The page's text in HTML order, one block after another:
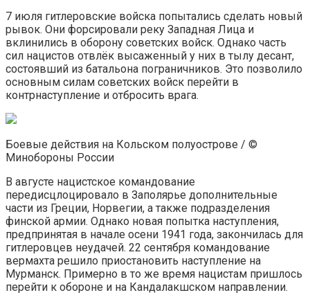
7 июля гитлеровские войска попытались сделать новый
рывок. Они форсировали реку Западная Лица и
вклинились в оборону советских войск. Однако часть
сил нацистов отвлёк высаженный у них в тылу десант,
состоявший из батальона пограничников. Это позволило
основным силам советских войск перейти в
контрнаступление и отбросить врага.
Боевые действия на Кольском полуострове / ©
Минобороны России
В августе нацистское командование
передисцлоцировало в Заполярье дополнительные
части из Греции, Норвегии, а также подразделения
финской армии. Однако новая попытка наступления,
предпринятая в начале осени 1941 года, закончилась для
гитлеровцев неудачей. 22 сентября командование
вермахта решило приостановить наступление на
Мурманск. Примерно в то же время нацистам пришлось
перейти к обороне и на Кандалакшском направлении.